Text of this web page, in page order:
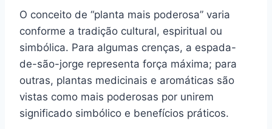
O conceito de “planta mais poderosa” varia
conforme a tradição cultural, espiritual ou
simbólica. Para algumas crenças, a espada-
de-são-jorge representa força máxima; para
outras, plantas medicinais e aromáticas são
vistas como mais poderosas por unirem
significado simbólico e benefícios práticos.